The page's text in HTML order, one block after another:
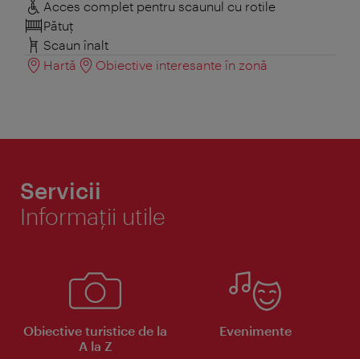
Acces complet pentru scaunul cu rotile
Pătuţ
Scaun înalt
Hartă
Obiective interesante în zonă
Servicii
Informaţii utile
Obiective turistice de la
A la Z
Evenimente